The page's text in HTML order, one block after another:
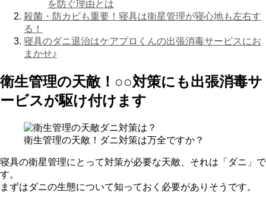
を防ぐ理由とは
殺菌・防カビも重要！寝具は衛星管理が寝心地も左右す
る！
寝具のダニ退治はケアプロくんの出張消毒サービスにお
まかせ♪
衛生管理の天敵！○○対策にも出張消毒サ
ービスが駆け付けます
衛生管理の天敵！ダニ対策は万全ですか？
寝具の衛星管理にとって対策が必要な天敵、それは「ダニ」で
す。
まずはダニの生態について知っておく必要がありそうです。